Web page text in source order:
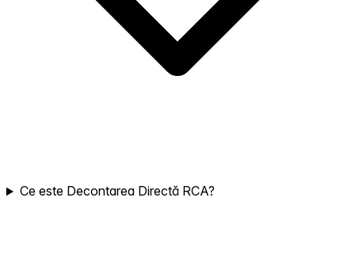
Ce este Decontarea Directă RCA?